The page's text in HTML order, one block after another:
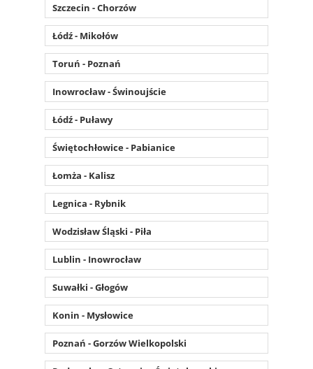
Szczecin - Chorzów
Łódź - Mikołów
Toruń - Poznań
Inowrocław - Świnoujście
Łódź - Puławy
Świętochłowice - Pabianice
Łomża - Kalisz
Legnica - Rybnik
Wodzisław Śląski - Piła
Lublin - Inowrocław
Suwałki - Głogów
Konin - Mysłowice
Poznań - Gorzów Wielkopolski